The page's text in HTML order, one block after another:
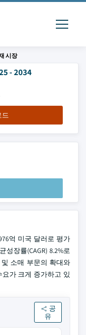
시장
- 2034
드
억 미국 달러로 평가
성장률(CAGR) 8.2%로
소매 부문의 확대와
가 크게 증가하고 있
공
유